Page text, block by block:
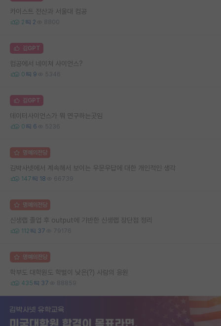
카이스트 전산과 서울대 컴공
2 2 8800
김GPT
컴공에서 네이쳐 사이언스?
0 9 5346
김GPT
데이터사이언스가 뭐 연구하는곳임
0 6 5236
명예의전당
김박사넷에서 계속해서 보이는 우문우답에 대한 개인적인 생각
147 18 66739
명예의전당
신생랩 졸업 후 output에 기반한 신생랩 장단점 정리
112 37 79176
명예의전당
학부도 대학원도 학벌이 낮은(?) 사람의 응원
435 37 88859